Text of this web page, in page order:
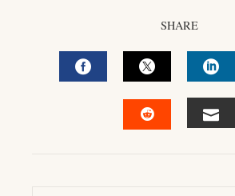
SHARE
FACEBOOKTWITTER